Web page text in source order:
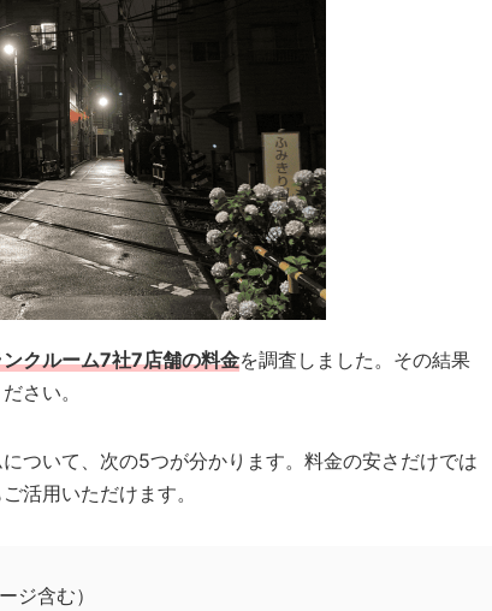
クルーム7社7店舗の料金を調査しました。その結果
さい。
ついて、次の5つが分かります。料金の安さだけでは
活用いただけます。
ジ含む）